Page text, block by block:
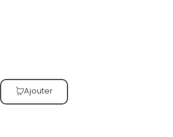
Ajouter